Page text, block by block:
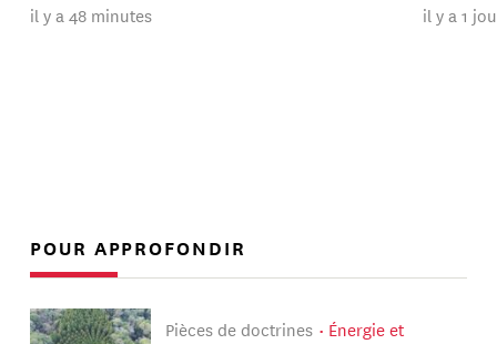
il y a 48 minutes il y a 1
POUR APPROFONDIR
Pièces de doctrines
Énergie et